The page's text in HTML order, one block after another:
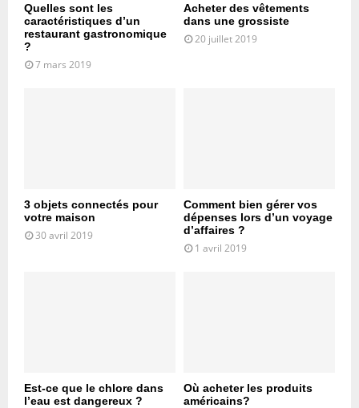
Quelles sont les
caractéristiques d’un
restaurant gastronomique
?
7 mars 2019
Acheter des vêtements
dans une grossiste
20 juillet 2019
3 objets connectés pour
votre maison
30 avril 2019
Comment bien gérer vos
dépenses lors d’un voyage
d’affaires ?
1 avril 2019
Est-ce que le chlore dans
l’eau est dangereux ?
Où acheter les produits
américains?